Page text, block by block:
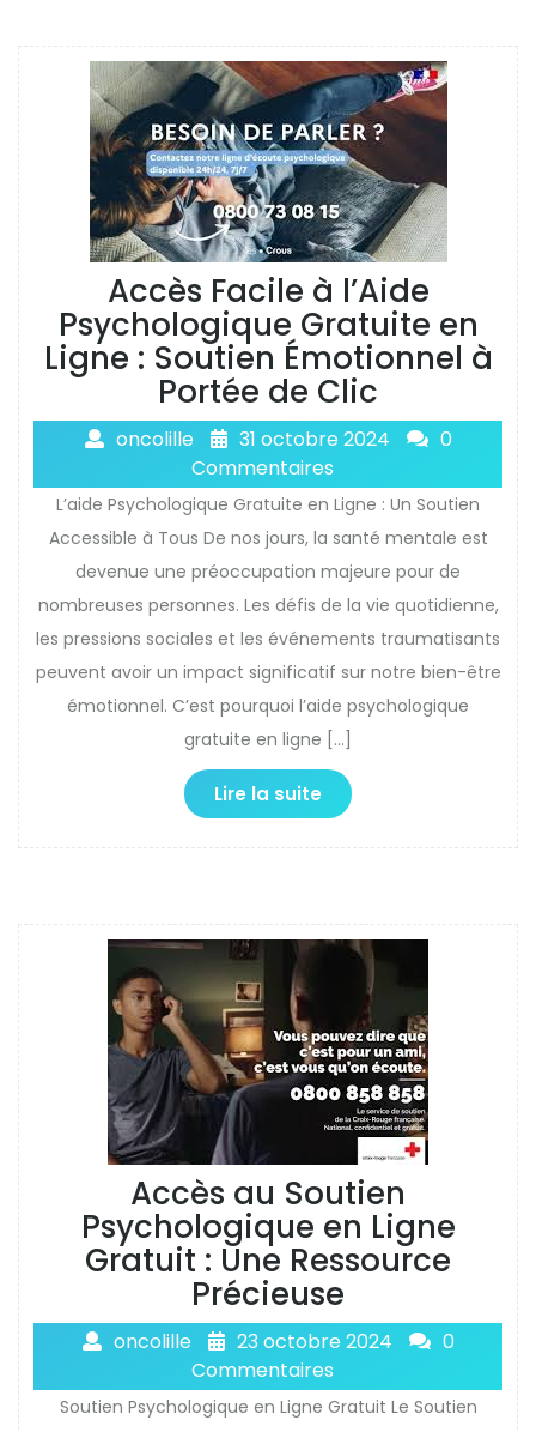
Accès Facile à l’Aide
Psychologique Gratuite en
Ligne : Soutien Émotionnel à
Portée de Clic
oncolille 31 octobre 2024
0
Commentaires
L’aide Psychologique Gratuite en Ligne : Un Soutien
Accessible à Tous De nos jours, la santé mentale est
devenue une préoccupation majeure pour de
nombreuses personnes. Les défis de la vie quotidienne,
les pressions sociales et les événements traumatisants
peuvent avoir un impact significatif sur notre bien-être
émotionnel. C’est pourquoi l’aide psychologique
gratuite en ligne […]
Lire la suite
Accès au Soutien
Psychologique en Ligne
Gratuit : Une Ressource
Précieuse
oncolille 23 octobre 2024
0
Commentaires
Soutien Psychologique en Ligne Gratuit Le Soutien